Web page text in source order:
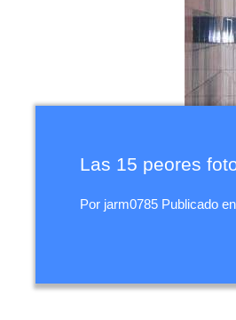
Las 15 peores
Por jarm0785 Publicado en